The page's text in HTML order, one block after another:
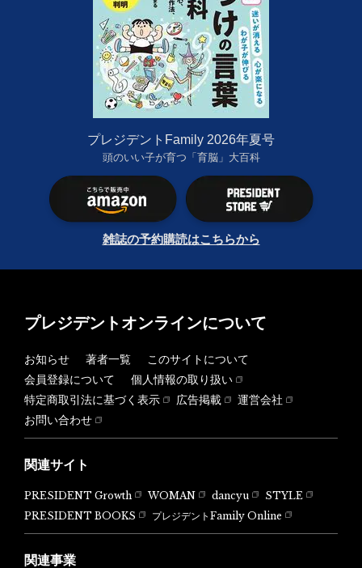
プレジデントFamily 2026年夏号
頭のいい子が育つ「育脳」大百科
雑誌の予約購読はこちらから
プレジデントオンラインについて
お知らせ 著者一覧
このサイトについて
会員登録について
個人情報の取り扱い
特定商取引法に基づく表示
広告掲載
運営会社
お問い合わせ
関連サイト
PRESIDENT Growth WOMAN dancyu
STYLE
PRESIDENT BOOKS
プレジデントFamily Online
関連事業